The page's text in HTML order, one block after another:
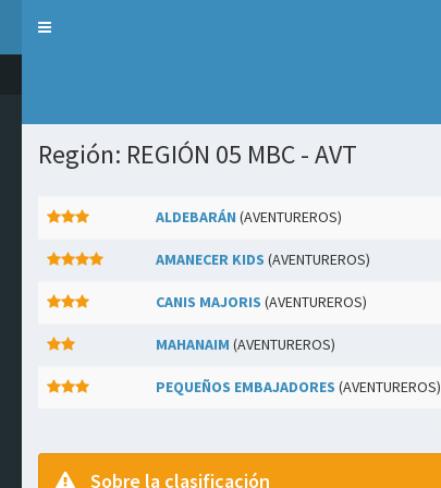
Servicios
Región: REGIÓN 05 MBC - AVT
ALDEBARÁN (AVENTUREROS)
AMANECER KIDS (AVENTUREROS)
CANIS MAJORIS (AVENTUREROS)
MAHANAIM (AVENTUREROS)
PEQUEÑOS EMBAJADORES (AVENTUREROS)
Sobre la clasificación